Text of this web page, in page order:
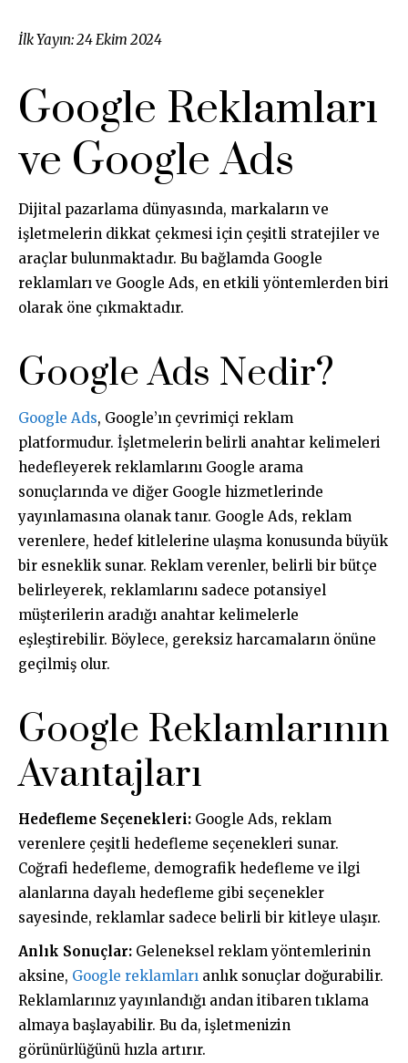
İlk Yayın: 24 Ekim 2024
Google Reklamları
ve Google Ads
Dijital pazarlama dünyasında, markaların ve
işletmelerin dikkat çekmesi için çeşitli stratejiler ve
araçlar bulunmaktadır. Bu bağlamda Google
reklamları ve Google Ads, en etkili yöntemlerden biri
olarak öne çıkmaktadır.
Google Ads Nedir?
Google Ads, Google’ın çevrimiçi reklam
platformudur. İşletmelerin belirli anahtar kelimeleri
hedefleyerek reklamlarını Google arama
sonuçlarında ve diğer Google hizmetlerinde
yayınlamasına olanak tanır. Google Ads, reklam
verenlere, hedef kitlelerine ulaşma konusunda büyük
bir esneklik sunar. Reklam verenler, belirli bir bütçe
belirleyerek, reklamlarını sadece potansiyel
müşterilerin aradığı anahtar kelimelerle
eşleştirebilir. Böylece, gereksiz harcamaların önüne
geçilmiş olur.
Google Reklamlarının
Avantajları
Hedefleme Seçenekleri: Google Ads, reklam
verenlere çeşitli hedefleme seçenekleri sunar.
Coğrafi hedefleme, demografik hedefleme ve ilgi
alanlarına dayalı hedefleme gibi seçenekler
sayesinde, reklamlar sadece belirli bir kitleye ulaşır.
Anlık Sonuçlar: Geleneksel reklam yöntemlerinin
aksine, Google reklamları anlık sonuçlar doğurabilir.
Reklamlarınız yayınlandığı andan itibaren tıklama
almaya başlayabilir. Bu da, işletmenizin
görünürlüğünü hızla artırır.